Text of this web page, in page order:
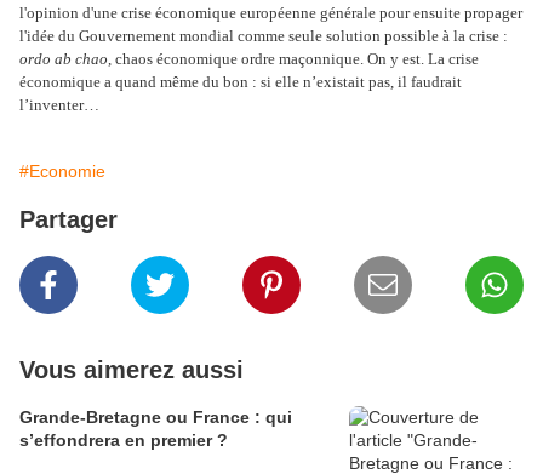
l'opinion d'une crise économique européenne générale pour ensuite propager
l'idée du Gouvernement mondial comme seule solution possible à la crise :
ordo ab chao, chaos économique ordre maçonnique. On y est. La crise
économique a quand même du bon : si elle n’existait pas, il faudrait
l’inventer…
#Economie
Partager
Vous aimerez aussi
Grande-Bretagne ou France : qui
s’effondrera en premier ?